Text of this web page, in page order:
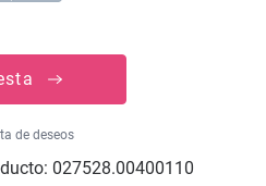
de deseos
027528.00400110